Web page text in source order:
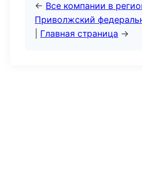
← Все компании в
Приволжский
Главная страница →